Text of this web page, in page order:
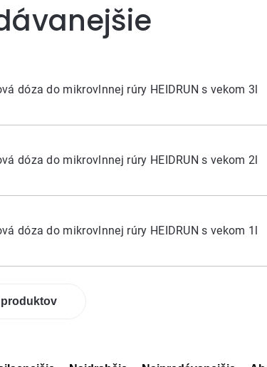
dóza do mikrovlnnej rúry HEIDRUN s vekom 3l
dóza do mikrovlnnej rúry HEIDRUN s vekom 2l
dóza do mikrovlnnej rúry HEIDRUN s vekom 1l